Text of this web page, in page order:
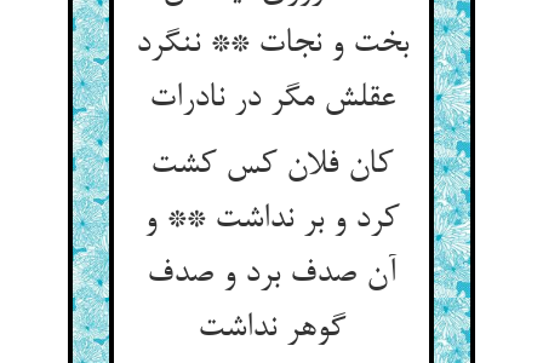
بخت و نجات ** ننگرد
عقلش مگر در نادرات
کان فلان کس کشت
کرد و بر نداشت ** و
آن صدف برد و صدف
گوهر نداشت